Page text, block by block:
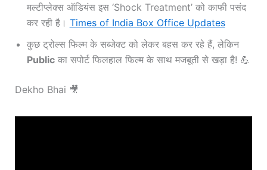
मल्टीप्लेक्स ऑडियंस इस ‘Shock Treatment’ को काफी पसंद
कर रही है। Times of India Box Office Updates
कुछ ट्रोल्स फिल्म के सब्जेक्ट को लेकर बहस कर रहे हैं, लेकिन
Publicका सपोर्ट फिलहाल फिल्म के साथ मजबूती से खड़ा है! 💪
Dekho Bhai 🎥